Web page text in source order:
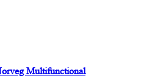
Multifunctional